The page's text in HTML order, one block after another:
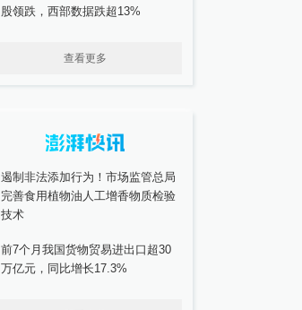
股领跌，西部数据跌超13%
查看更多
遏制非法添加行为！市场监管总局
完善食用植物油人工增香物质检验
技术
前7个月我国货物贸易进出口超30
万亿元，同比增长17.3%